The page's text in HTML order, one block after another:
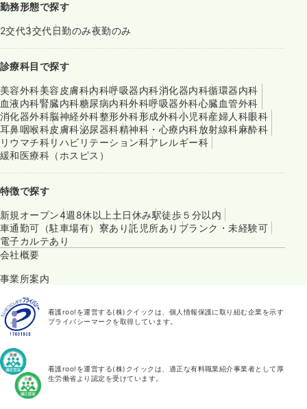
勤務形態で探す
2交代3交代日勤のみ夜勤のみ
診療科目で探す
美容外科美容皮膚科内科呼吸器内科消化器内科循環器内科
血液内科腎臓内科糖尿病内科外科呼吸器外科心臓血管外科
消化器外科脳神経外科整形外科形成外科小児科産婦人科眼科
耳鼻咽喉科皮膚科泌尿器科精神科・心療内科放射線科麻酔科
リウマチ科リハビリテーション科アレルギー科
緩和医療科（ホスピス）
特徴で探す
新規オープン4週8休以上土日休み駅徒歩５分以内
車通勤可（駐車場有） 寮あり託児所あり ブランク・未経験可
電子カルテあり
会社概要
事業所案内
看護roo!を運営する(株)クイックは、個人情報保護に取り組む企業を示す
プライバシーマークを取得しています。
看護roo!を運営する(株)クイックは、適正な有料職業紹介事業者として厚
生労働省より認定を受けています。